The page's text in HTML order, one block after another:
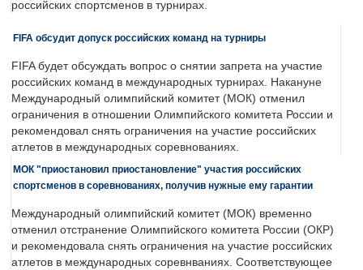
российских спортсменов в турнирах.
FIFA обсудит допуск российских команд на турниры
FIFA будет обсуждать вопрос о снятии запрета на участие
российских команд в международных турнирах. Накануне
Международный олимпийский комитет (МОК) отменил
ограничения в отношении Олимпийского комитета России и
рекомендовал снять ограничения на участие российских
атлетов в международных соревнованиях.
МОК "приостановил приостановление" участия российских
спортсменов в соревнованиях, получив нужные ему гарантии
Международный олимпийский комитет (МОК) временно
отменил отстранение Олимпийского комитета России (ОКР)
и рекомендовала снять ограничения на участие российских
атлетов в международных соревнваниях. Соответствующее